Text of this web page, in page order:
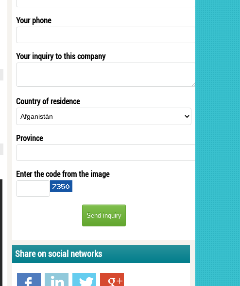
Your phone
Your inquiry to this company
Country of residence
Province
Enter the code from the image
Share on social networks